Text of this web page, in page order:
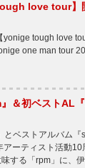
love tour】
tough love
one man tour
＆初ベストAL
ベストアルバム
ーティスト活動10
味する「rpm」に、